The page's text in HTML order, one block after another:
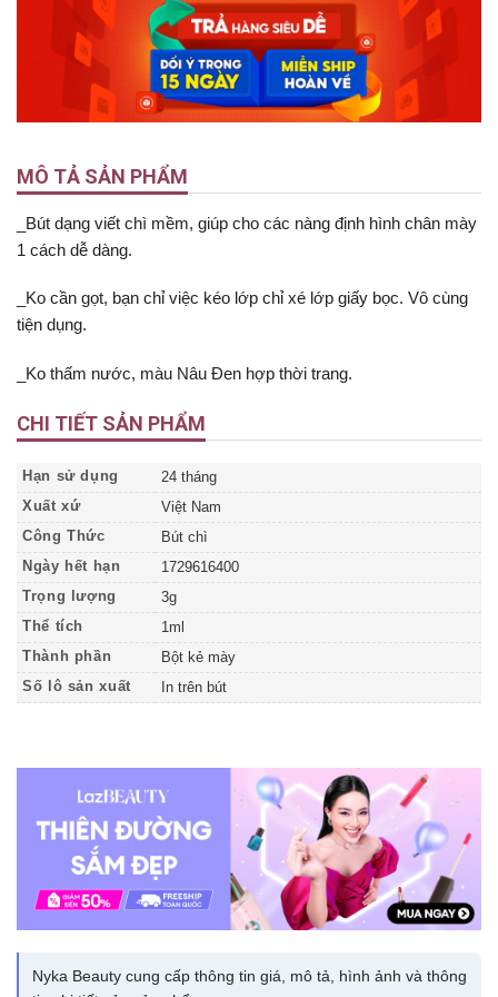
MÔ TẢ SẢN PHẨM
_Bút dạng viết chì mềm, giúp cho các nàng định hình chân mày
1 cách dễ dàng.
_Ko cần gọt, bạn chỉ việc kéo lớp chỉ xé lớp giấy bọc. Vô cùng
tiện dụng.
_Ko thấm nước, màu Nâu Đen hợp thời trang.
CHI TIẾT SẢN PHẨM
Hạn sử dụng
24 tháng
Xuất xứ
Việt Nam
Công Thức
Bút chì
Ngày hết hạn
1729616400
Trọng lượng
3g
Thể tích
1ml
Thành phần
Bột kẻ mày
Số lô sản xuất
In trên bút
Nyka Beauty cung cấp thông tin giá, mô tả, hình ảnh và thông